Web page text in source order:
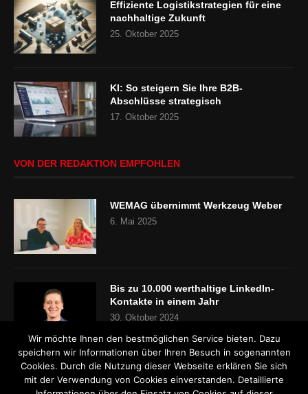
Effiziente Logistikstrategien für eine
nachhaltige Zukunft
25. Oktober 2025
KI: So steigern Sie Ihre B2B-
Abschlüsse strategisch
17. Oktober 2025
VON DER REDAKTION EMPFOHLEN
WEMAG übernimmt Werkzeug Weber
6. Mai 2025
Bis zu 10.000 werthaltige LinkedIn-
Kontakte in einem Jahr
30. Oktober 2024
„Es gibt keinen Fachkräftemangel“
24. Oktober 2024
Wir möchte Ihnen den bestmöglichen Service bieten. Dazu
speichern wir Informationen über Ihren Besuch in sogenannten
Cookies. Durch die Nutzung dieser Webseite erklären Sie sich
mit der Verwendung von Cookies einverstanden. Detaillierte